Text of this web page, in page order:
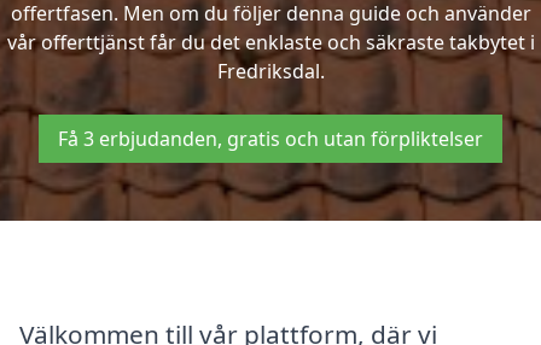
offertfasen. Men om du följer denna guide och använder
vår offerttjänst får du det enklaste och säkraste takbytet i
Fredriksdal.
Få 3 erbjudanden, gratis och utan förpliktelser
Välkommen till vår plattform, där vi